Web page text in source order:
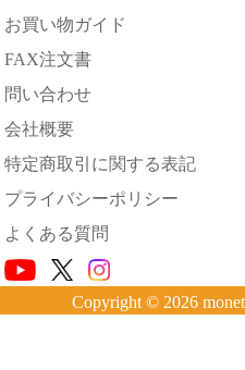
お買い物ガイド
FAX注文書
問い合わせ
会社概要
特定商取引に関する表記
プライバシーポリシー
よくある質問
Copyright © 2026